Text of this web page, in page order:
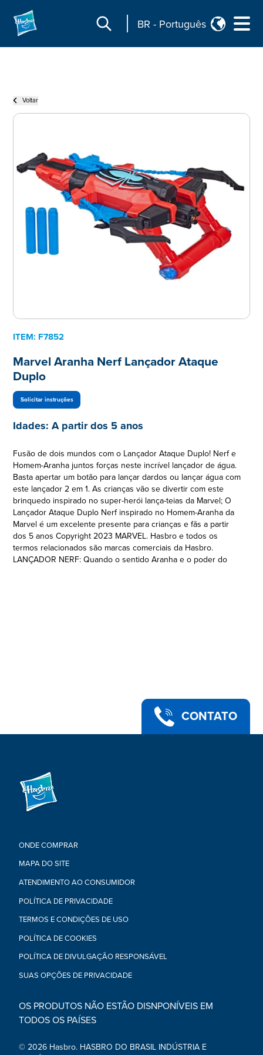
BR - Português
Voltar
ITEM: F7852
Marvel Aranha Nerf Lançador Ataque
Duplo
Solicitar instruções
Idades: A partir dos 5 anos
Fusão de dois mundos com o Lançador Ataque Duplo! Nerf e
Homem-Aranha juntos forças neste incrível lançador de água.
Basta apertar um botão para lançar dardos ou lançar água com
este lançador 2 em 1. As crianças vão se divertir com este
brinquedo inspirado no super-herói lança-teias da Marvel; O
Lançador Ataque Duplo Nerf inspirado no Homem-Aranha da
Marvel é um excelente presente para crianças e fãs a partir
dos 5 anos Copyright 2023 MARVEL. Hasbro e todos os
termos relacionados são marcas comerciais da Hasbro.
LANÇADOR NERF: Quando o sentido Aranha e o poder do
lançadores de água do Homem-Aranha da linha de
brinquedos Web Splashers da Hasbro disponíveis (vendidos
separadamente e sujeitos à disponibilidade)
•Idade a partir dos 5 anos.
•Contém lançador Nerf
CONTATO
ONDE COMPRAR
MAPA DO SITE
ATENDIMENTO AO CONSUMIDOR
POLÍTICA DE PRIVACIDADE
TERMOS E CONDIÇÕES DE USO
POLÍTICA DE COOKIES
POLÍTICA DE DIVULGAÇÃO RESPONSÁVEL
SUAS OPÇÕES DE PRIVACIDADE
OS PRODUTOS NÃO ESTÃO DISNPONÍVEIS EM
TODOS OS PAÍSES
© 2026 Hasbro. HASBRO DO BRASIL INDÚSTRIA E